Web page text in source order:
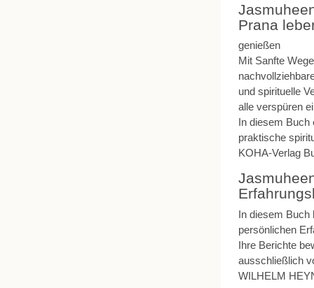
Prana
genießen
Mit Sanfte
und spirituelle
alle verspüren
In diesem Buch
praktische
KOHA-Verlag
In diesem Buch
persönlichen
Ihre Berichte
ausschließlich
WILHELM